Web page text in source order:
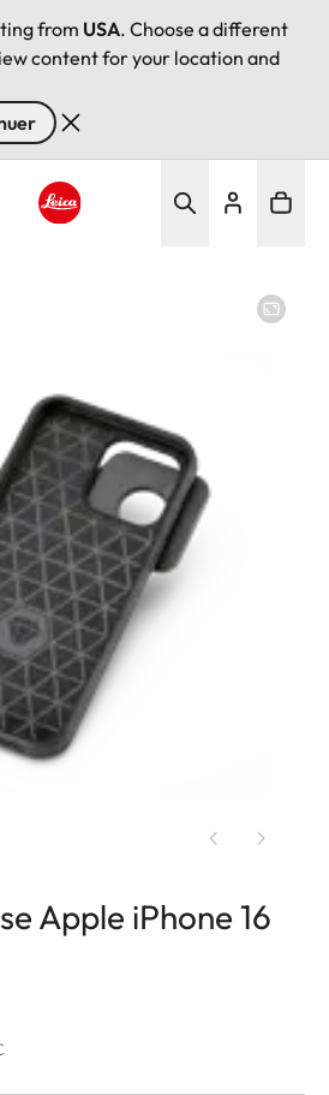
from USA. Choose a different
content for your location and
Apple iPhone 16